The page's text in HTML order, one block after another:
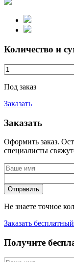
Количество и
Под заказ
Заказать
Заказать
Оформить заказ.
специалисты
Отправить
Не знаете точное
Заказать
Получите